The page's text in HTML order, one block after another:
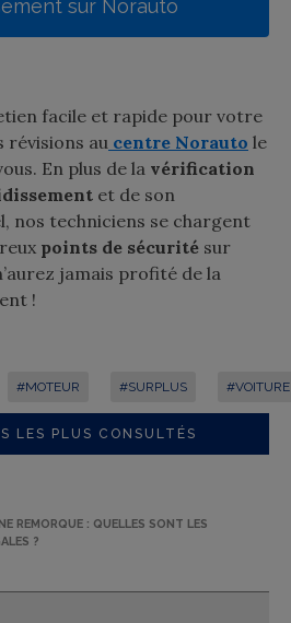
sur Norauto
facile et rapide pour votre
révisions au centre Norauto le
En plus de la vérification
et de son
nos techniciens se chargent
points de sécurité sur
jamais profité de la
!
#MOTEUR #SURPLUS #VOITURE
LES PLUS CONSULTÉS
REMORQUE : QUELLES SONT LES
?